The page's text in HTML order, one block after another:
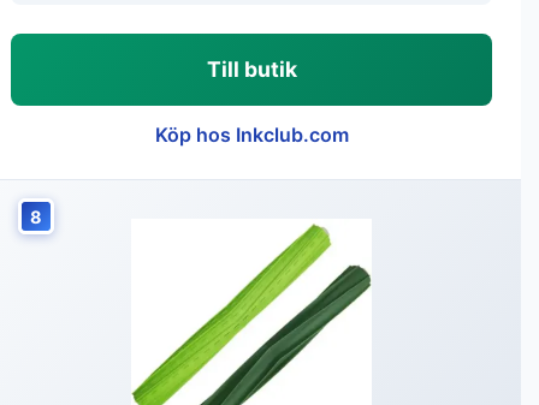
Till butik
Köp hos Inkclub.com
8